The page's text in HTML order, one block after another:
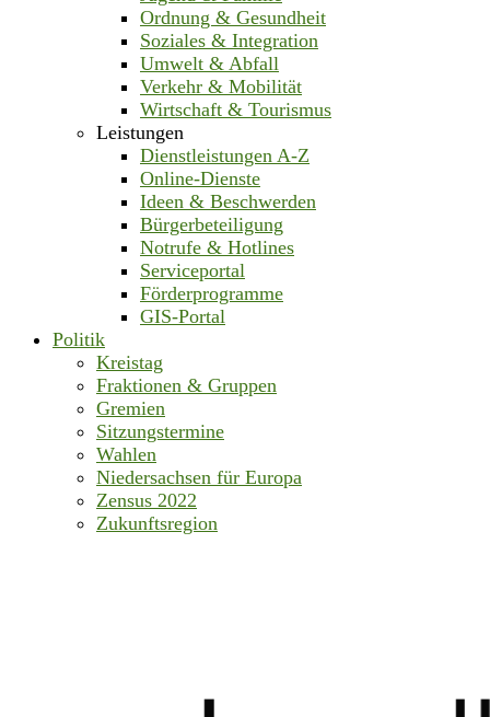
Ordnung & Gesundheit
Soziales & Integration
Umwelt & Abfall
Verkehr & Mobilität
Wirtschaft & Tourismus
Leistungen
Dienstleistungen A-Z
Online-Dienste
Ideen & Beschwerden
Bürgerbeteiligung
Notrufe & Hotlines
Serviceportal
Förderprogramme
GIS-Portal
Politik
Kreistag
Fraktionen & Gruppen
Gremien
Sitzungstermine
Wahlen
Niedersachsen für Europa
Zensus 2022
Zukunftsregion